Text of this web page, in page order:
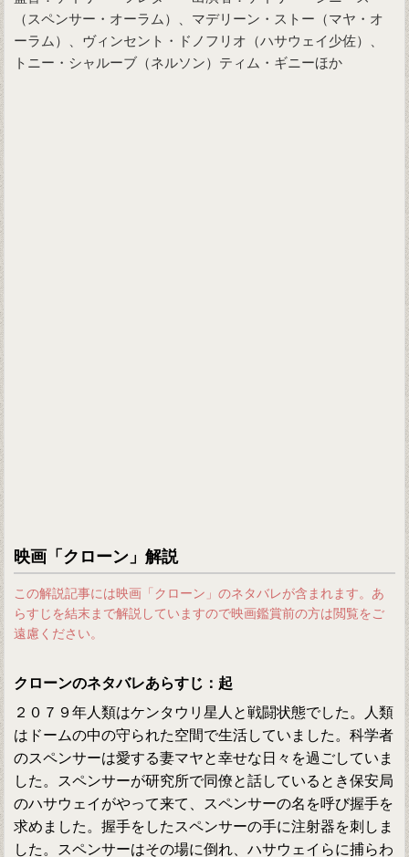
（スペンサー・オーラム）、マデリーン・ストー（マヤ・オ
ーラム）、ヴィンセント・ドノフリオ（ハサウェイ少佐）、
トニー・シャルーブ（ネルソン）ティム・ギニーほか
映画「クローン」解説
この解説記事には映画「クローン」のネタバレが含まれます。あ
らすじを結末まで解説していますので映画鑑賞前の方は閲覧をご
遠慮ください。
クローンのネタバレあらすじ：起
２０７９年人類はケンタウリ星人と戦闘状態でした。人類
はドームの中の守られた空間で生活していました。科学者
のスペンサーは愛する妻マヤと幸せな日々を過ごしていま
した。スペンサーが研究所で同僚と話しているとき保安局
のハサウェイがやって来て、スペンサーの名を呼び握手を
求めました。握手をしたスペンサーの手に注射器を刺しま
した。スペンサーはその場に倒れ、ハサウェイらに捕らわ